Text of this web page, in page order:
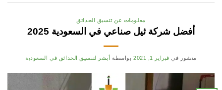
معلومات عن تنسيق الحدائق
أفضل شركة ثيل صناعي في السعودية 2025
منشور في فبراير 1, 2021 بواسطة أبشر لتنسيق الحدائق في السعودية